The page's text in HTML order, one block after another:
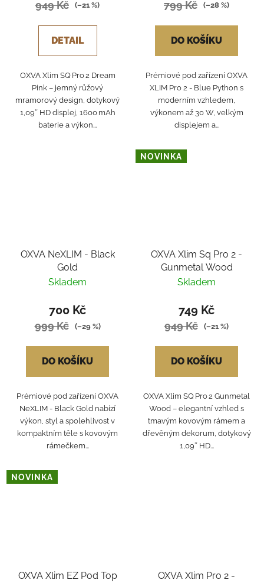
949 Kč (–21 %)
DETAIL
OXVA Xlim SQ Pro 2 Dream
Pink – jemný růžový
mramorový design, dotykový
1,09″ HD displej, 1600 mAh
baterie a výkon...
799 Kč (–28 %)
DO KOŠÍKU
Prémiové pod zařízení OXVA
XLIM Pro 2 - Blue Python s
moderním vzhledem,
výkonem až 30 W, velkým
displejem a...
OXVA NeXLIM - Black
Gold
Skladem
700 Kč
999 Kč (–29 %)
DO KOŠÍKU
Prémiové pod zařízení OXVA
NeXLIM - Black Gold nabízí
výkon, styl a spolehlivost v
kompaktním těle s kovovým
rámečkem...
NOVINKA
OXVA Xlim Sq Pro 2 -
Gunmetal Wood
Skladem
749 Kč
949 Kč (–21 %)
DO KOŠÍKU
OXVA Xlim SQ Pro 2 Gunmetal
Wood – elegantní vzhled s
tmavým kovovým rámem a
dřevěným dekorum, dotykový
1,09″ HD...
NOVINKA
OXVA Xlim EZ Pod Top
OXVA Xlim Pro 2 -